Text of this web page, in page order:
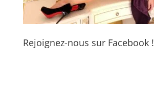
Rejoignez-nous sur Facebook !